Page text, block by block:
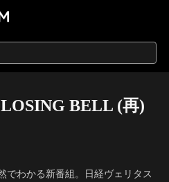
BELL (再)
でわかる新番組。日経ヴェリタス